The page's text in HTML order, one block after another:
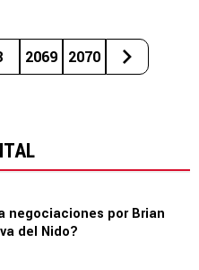
2069 2070
negociaciones por Brian
del Nido?